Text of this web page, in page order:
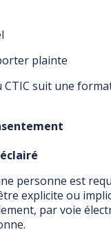
plainte
suit une
personne est
explicite ou
par voie